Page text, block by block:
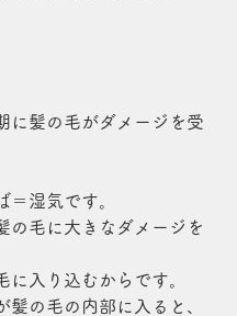
に髪の毛がダメージを受
＝湿気です。
の毛に大きなダメージを
に入り込むからです。
髪の毛の内部に入ると、